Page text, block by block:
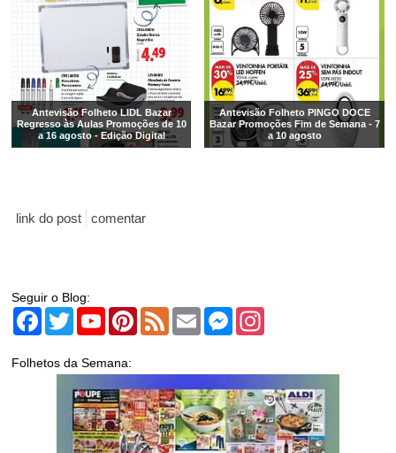
Antevisão Folheto LIDL Bazar
Regresso às Aulas Promoções de 10
a 16 agosto - Edição Digital
Antevisão Folheto PINGO DOCE
Bazar Promoções Fim de Semana - 7
a 10 agosto
link do post comentar
Seguir o Blog:
Facebook
TwitterYouTubePinterest
Feed Email Messenger
Folhetos da Semana: